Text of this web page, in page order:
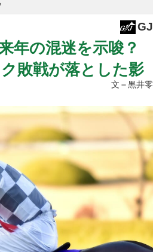
GJ
年の混迷を示唆？
敗戦が落とした影
文＝黒井零